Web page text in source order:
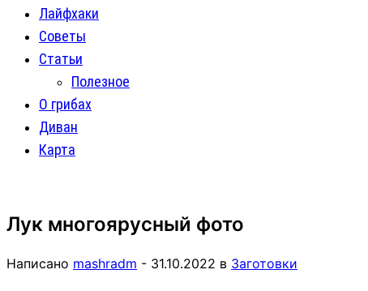
Лайфхаки
Советы
Статьи
Полезное
О грибах
Диван
Карта
Лук многоярусный фото
Написано mashradm - 31.10.2022 в Заготовки